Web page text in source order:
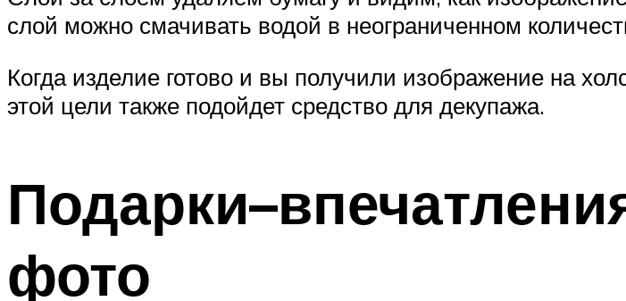
слой можно смачивать водой в неограниченном
Когда изделие готово и вы получили изображение на
этой цели также подойдет средство для декупажа.
фото